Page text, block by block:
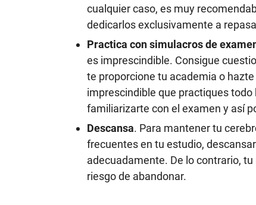
cualquier caso, es muy
dedicarlos exclusivamente a
Practica con simulacros de
es imprescindible. Consigue
te proporcione tu academia o
imprescindible que practiques todo
familiarizarte con el examen y así
Descansa. Para mantener tu
frecuentes en tu estudio,
adecuadamente. De lo contrario,
riesgo de abandonar.